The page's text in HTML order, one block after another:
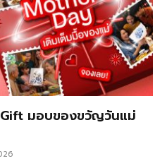
มอบของขวัญวันแม่